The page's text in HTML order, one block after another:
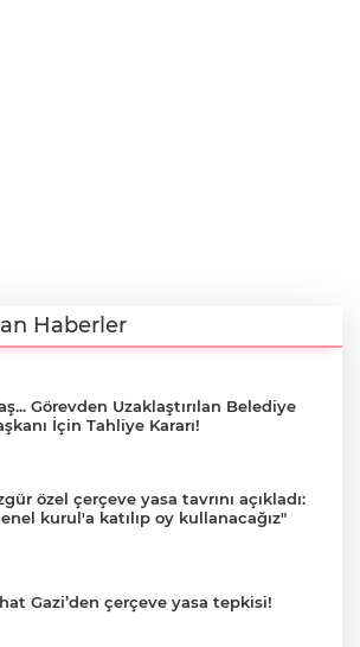
Haberler
Görevden Uzaklaştırılan Belediye
İçin Tahliye Kararı!
özel çerçeve yasa tavrını açıkladı:
kurul'a katılıp oy kullanacağız"
Gazi’den çerçeve yasa tepkisi!